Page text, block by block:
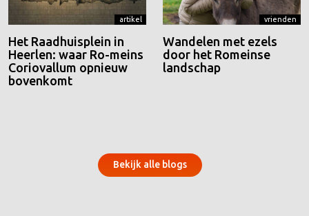
artikel
Het Raadhuisplein in
Heerlen: waar Ro-meins
Coriovallum opnieuw
bovenkomt
vrienden
Wandelen met ezels
door het Romeinse
landschap
Bekijk alle blogs